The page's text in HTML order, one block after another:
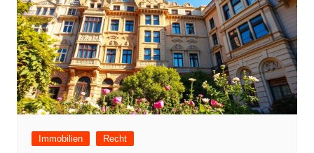
Immobilien Recht